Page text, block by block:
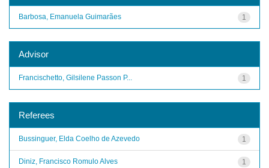
1
Barbosa, Emanuela Guimarães
Advisor
1
Francischetto, Gilsilene Passon P...
Referees
1
Bussinguer, Elda Coelho de Azevedo
1
Diniz, Francisco Romulo Alves